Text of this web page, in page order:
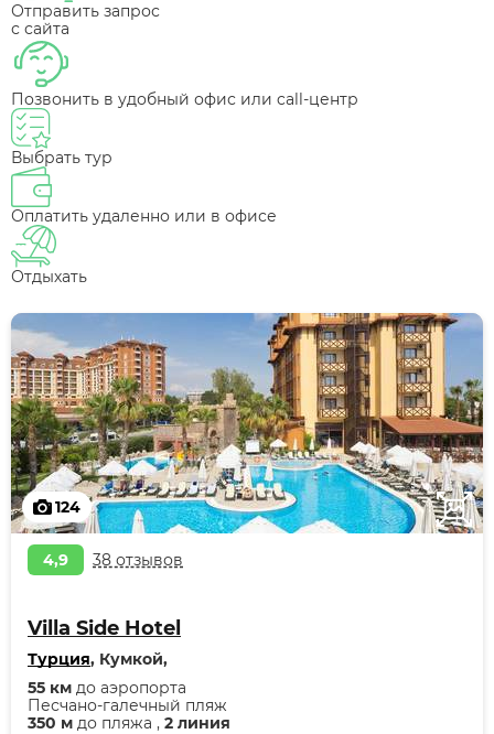
Отправить запрос
с сайта
Позвонить в удобный офис или call-центр
Выбрать тур
Оплатить удаленно или в офисе
Отдыхать
124
4,9 38 отзывов
Villa Side Hotel
Турция, Кумкой,
350 м до пляжа , 2 линия
Песчано-галечный пляж
55 км до аэропорта